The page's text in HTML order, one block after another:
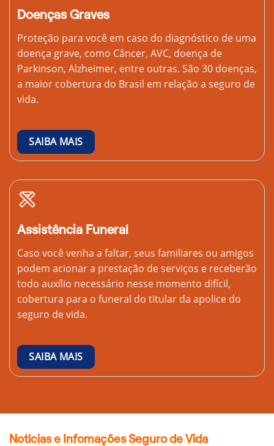
Doenças Graves
Proteção para você em caso do diagnóstico de uma
doença grave, como Câncer, AVC, doença de
Parkinson, Alzheimer, entre outras. São 30 doenças,
a maior cobertura do Brasil em relação a seguro de
vida.
SAIBA MAIS
Assistência Funeral
Caso você venha a faltar, seus familiares ou amigos
podem acionar a prestação de serviços e receberão
todo auxílio necessário nesse momento difícil,
cobertura para o funeral do titular da apolice do
seguro de vida.
SAIBA MAIS
Noticias e Infomações Seguro de Vida